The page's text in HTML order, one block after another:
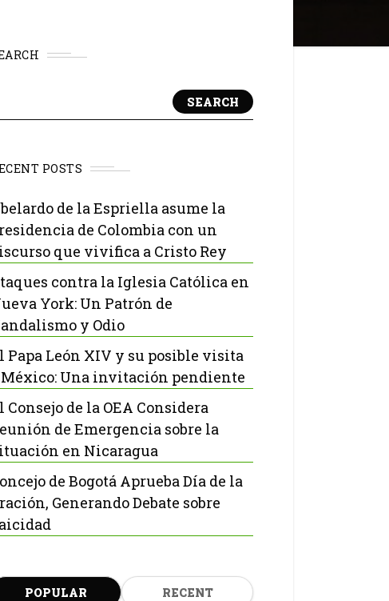
SEARCH
POSTS
de la Espriella asume la
de Colombia con un
que vivifica a Cristo Rey
contra la Iglesia Católica en
York: Un Patrón de
y Odio
Papa León XIV y su posible visita
México: Una invitación pendiente
Consejo de la OEA Considera
de Emergencia sobre la
en Nicaragua
de Bogotá Aprueba Día de la
Generando Debate sobre
POPULAR RECENT